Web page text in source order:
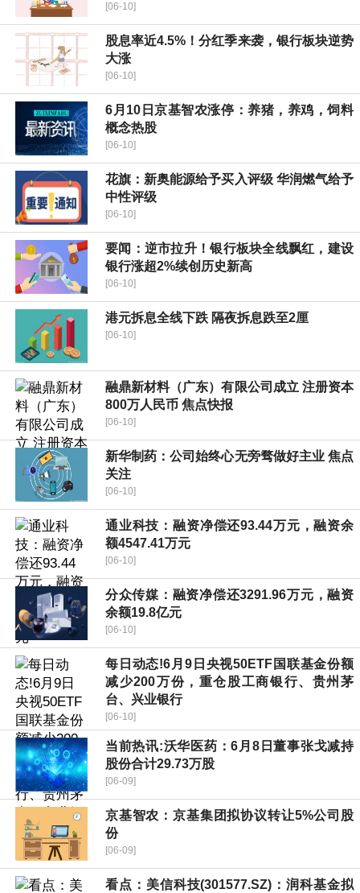
[06-10]
股息率近4.5%！分红季来袭，银行板块逆势
大涨
[06-10]
6月10日京基智农涨停：养猪，养鸡，饲料
概念热股
[06-10]
花旗：新奥能源给予买入评级 华润燃气给予
中性评级
[06-10]
要闻：逆市拉升！银行板块全线飘红，建设
银行涨超2%续创历史新高
[06-10]
港元拆息全线下跌 隔夜拆息跌至2厘
[06-10]
融鼎新材料（广东）有限公司成立 注册资本
800万人民币 焦点快报
[06-10]
新华制药：公司始终心无旁骛做好主业 焦点
关注
[06-10]
通业科技：融资净偿还93.44万元，融资余
额4547.41万元
[06-10]
分众传媒：融资净偿还3291.96万元，融资
余额19.8亿元
[06-10]
每日动态!6月9日央视50ETF国联基金份额
减少200万份，重仓股工商银行、贵州茅
台、兴业银行
[06-10]
当前热讯:沃华医药：6月8日董事张戈减持
股份合计29.73万股
[06-09]
京基智农：京基集团拟协议转让5%公司股
份
[06-09]
看点：美信科技(301577.SZ)：润科基金拟